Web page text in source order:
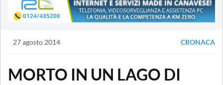
27 agosto 2014 CRONACA
MORTO IN UN LAGO DI